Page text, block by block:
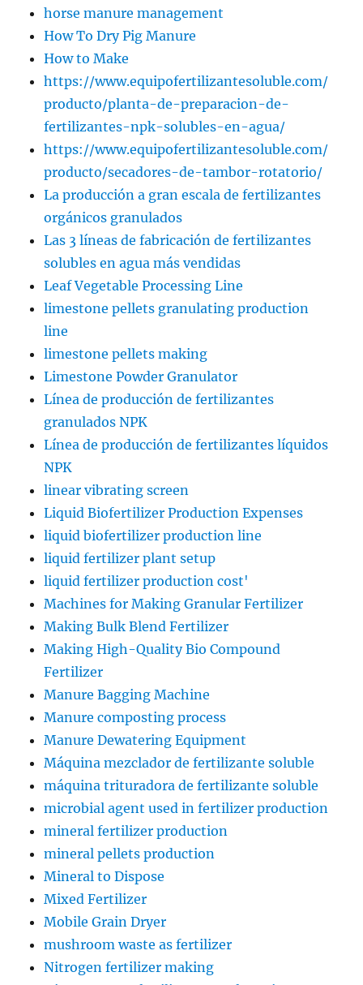
horse manure management
How To Dry Pig Manure
How to Make
https://www.equipofertilizantesoluble.com/
producto/planta-de-preparacion-de-
fertilizantes-npk-solubles-en-agua/
https://www.equipofertilizantesoluble.com/
producto/secadores-de-tambor-rotatorio/
La producción a gran escala de fertilizantes
orgánicos granulados
Las 3 líneas de fabricación de fertilizantes
solubles en agua más vendidas
Leaf Vegetable Processing Line
limestone pellets granulating production
line
limestone pellets making
Limestone Powder Granulator
Línea de producción de fertilizantes
granulados NPK
Línea de producción de fertilizantes líquidos
NPK
linear vibrating screen
Liquid Biofertilizer Production Expenses
liquid biofertilizer production line
liquid fertilizer plant setup
liquid fertilizer production cost'
Machines for Making Granular Fertilizer
Making Bulk Blend Fertilizer
Making High-Quality Bio Compound
Fertilizer
Manure Bagging Machine
Manure composting process
Manure Dewatering Equipment
Máquina mezclador de fertilizante soluble
máquina trituradora de fertilizante soluble
microbial agent used in fertilizer production
mineral fertilizer production
mineral pellets production
Mineral to Dispose
Mixed Fertilizer
Mobile Grain Dryer
mushroom waste as fertilizer
Nitrogen fertilizer making